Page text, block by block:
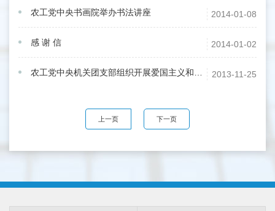
2014-01-08
农工党中央书画院举办书法讲座
2014-01-02
感 谢 信
2013-11-25
农工党中央机关团支部组织开展爱国主义和革命传统教育主题团日活动
上一页 下一页